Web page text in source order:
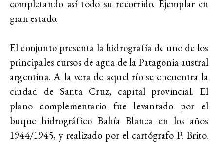
completando así todo su recorrido. Ejemplar en
gran estado.
El conjunto presenta la hidrografía de uno de los
principales cursos de agua de la Patagonia austral
argentina. A la vera de aquel río se encuentra la
ciudad de Santa Cruz, capital provincial. El
plano complementario fue levantado por el
buque hidrográfico Bahía Blanca en los años
1944/1945, y realizado por el cartógrafo P. Brito.